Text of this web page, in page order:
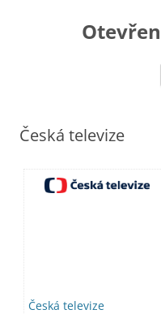
Česká televize
Česká televize